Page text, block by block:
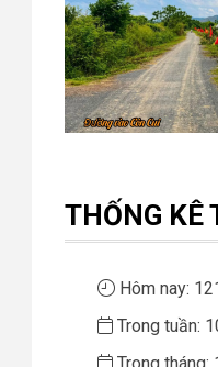
THỐNG KÊ
Hôm nay:
Trong tuần:
Trong tháng: